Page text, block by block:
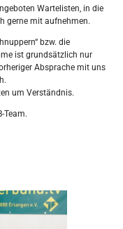
Wartelisten, in die
gerne mit aufnehmen.
bzw. die
ist grundsätzlich nur
Absprache mit uns
um Verständnis.
Team.